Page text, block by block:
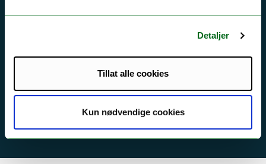
Detaljer
Tillat alle cookies
Kun nødvendige cookies
English website